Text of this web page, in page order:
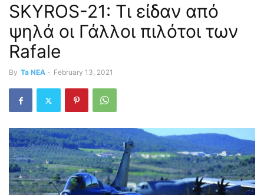
SKYROS-21: Τι είδαν από
ψηλά οι Γάλλοι πιλότοι των
Rafale
By Ta NEA - February 13, 2021